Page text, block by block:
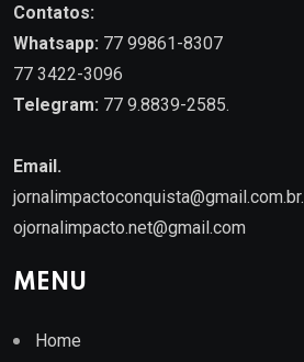
Contatos:
Whatsapp: 77 99861-8307
77 3422-3096
Telegram: 77 9.8839-2585.
Email.
jornalimpactoconquista@gmail.com.br.
ojornalimpacto.net@gmail.com
MENU
Home